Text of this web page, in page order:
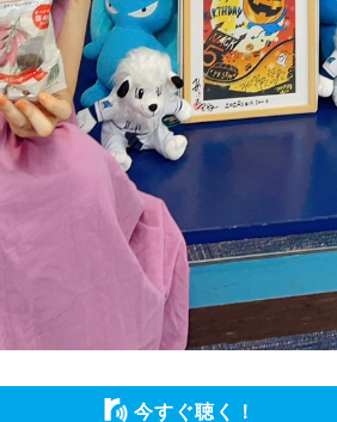
今すぐ聴く！